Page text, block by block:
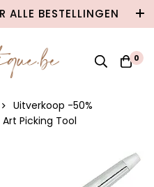
ALLE BESTELLINGEN
NAAR
0
Uitverkoop -50%
Picking Tool